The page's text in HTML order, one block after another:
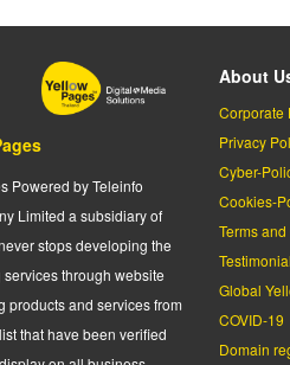
Powered by Teleinfo
Limited a subsidiary of
stops developing the
through website
products and services from
that have been verified
About
Corporate
Privacy
Cyber-
Cookies-
Terms
Testimonial
Global
COVID-19
Domain